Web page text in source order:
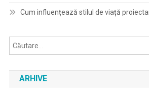
Cum influențează stilul de viață
ARHIVE